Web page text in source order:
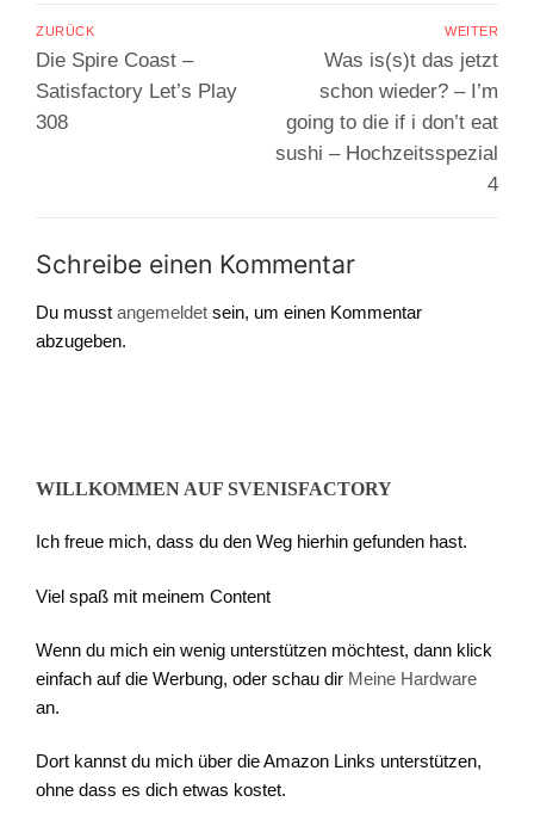
Beitragsnavigation
ZURÜCK
Vorheriger
Beitrag:
Die Spire Coast –
Satisfactory Let’s Play
308
WEITER
Nächster
Beitrag:
Was is(s)t das jetzt
schon wieder? – I’m
going to die if i don’t eat
sushi – Hochzeitsspezial
4
Schreibe einen Kommentar
Du musst angemeldet sein, um einen Kommentar
abzugeben.
WILLKOMMEN AUF SVENISFACTORY
Ich freue mich, dass du den Weg hierhin gefunden hast.
Viel spaß mit meinem Content
Wenn du mich ein wenig unterstützen möchtest, dann klick
einfach auf die Werbung, oder schau dir Meine Hardware
an.
Dort kannst du mich über die Amazon Links unterstützen,
ohne dass es dich etwas kostet.